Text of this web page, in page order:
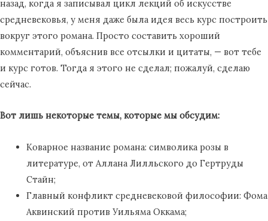
назад, когда я записывал цикл лекций об искусстве
средневековья, у меня даже была идея весь курс построить
вокруг этого романа. Просто составить хороший
комментарий, объяснив все отсылки и цитаты, — вот тебе
и курс готов. Тогда я этого не сделал; пожалуй, сделаю
сейчас.
Вот лишь некоторые темы, которые мы обсудим:
Коварное название романа: символика розы в
литературе, от Аллана Лилльского до Гертруды
Стайн;
Главный конфликт средневековой философии: Фома
Аквинский против Уильяма Оккама;